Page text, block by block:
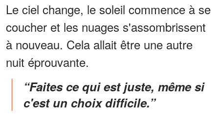
Le ciel change, le soleil commence à se
coucher et les nuages s'assombrissent
à nouveau. Cela allait être une autre
nuit éprouvante.
“Faites ce qui est juste, même si
c'est un choix difficile.”